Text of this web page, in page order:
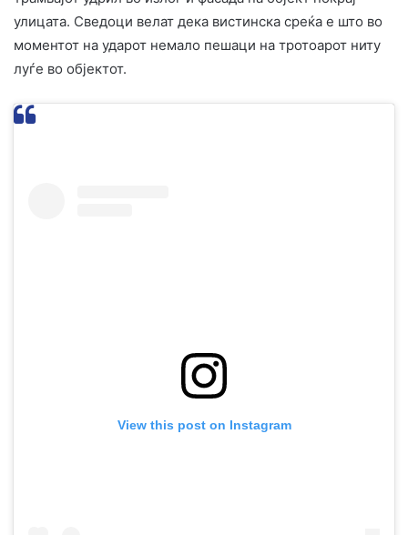
улицата. Сведоци велат дека вистинска среќа е што во
моментот на ударот немало пешаци на тротоарот ниту
луѓе во објектот.
View this post on Instagram